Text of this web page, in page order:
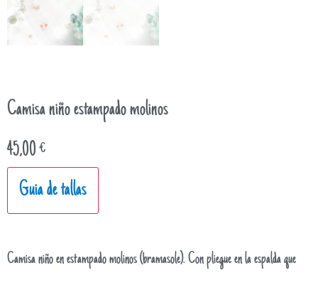
Camisa niño estampado molinos
45,00€
Guia de tallas
Camisa niño en estampado molinos (bramasole). Con pliegue en la espalda que